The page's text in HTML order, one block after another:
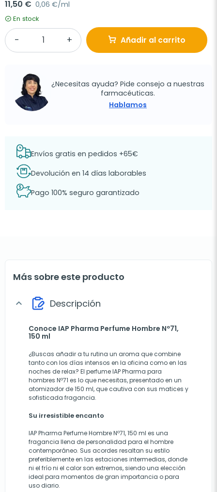
11,50 € 0,06 €/ml
En stock
Añadir al carrito
¿Necesitas ayuda? Pide consejo a nuestras
farmacéuticas.
Hablamos
Envíos gratis en pedidos +65€
Devolución en 14 días laborables
Pago 100% seguro garantizado
Más sobre este producto
expand_more Descripción
Conoce IAP Pharma Perfume Hombre Nº71,
150 ml
¿Buscas añadir a tu rutina un aroma que combine
tanto con los días intensos en la oficina como en las
noches de relax? El perfume IAP Pharma para
hombres Nº71 es lo que necesitas, presentado en un
atomizador de 150 ml, que cautiva con sus matices y
sofisticada fragancia.
Su irresistible encanto
IAP Pharma Perfume Hombre Nº71, 150 ml es una
fragancia llena de personalidad para el hombre
contemporáneo. Sus acordes resaltan su estilo
preferiblemente en las estaciones intermedias, donde
ni el frío ni el calor son extremos, siendo una elección
ideal para momentos de gran importancia o para
uso diario.